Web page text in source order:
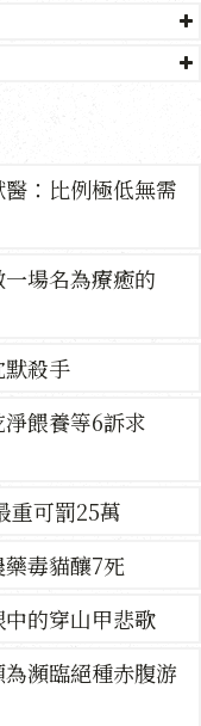
：比例極低無需
場名為療癒的
殺手
餵養等6訴求
重可罰25萬
毒貓釀7死
的穿山甲悲歌
瀕臨絕種赤腹游